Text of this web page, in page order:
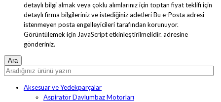
detaylı bilgi almak veya çoklu alımlarınız için toptan fiyat teklifi için
detaylı firma bilgileriniz ve istediğiniz adetleriBu e-Posta adresi
istenmeyen posta engelleyicileri tarafından korunuyor.
Görüntülemek için JavaScript etkinleştirilmelidir. adresine
gönderiniz.
Aksesuar ve Yedekparçalar
Aspiratör Davlumbaz Motorları